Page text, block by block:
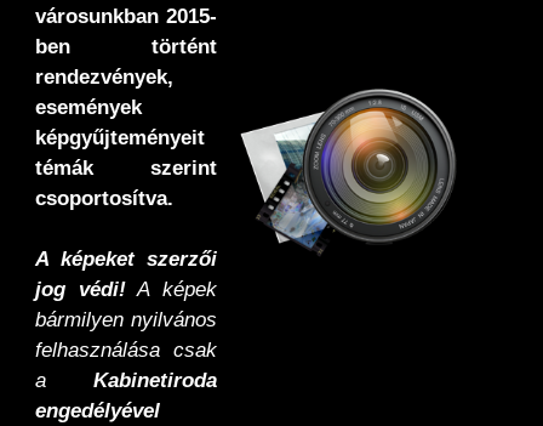
városunkban 2015-
ben történt
rendezvények,
események
képgyűjteményeit
témák szerint
csoportosítva.
A képeket szerzői
jog védi!A képek
bármilyen nyilvános
felhasználása csak
a Kabinetiroda
engedélyével